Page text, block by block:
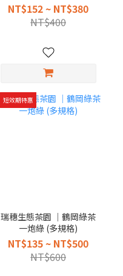
NT$152 ~ NT$380
NT$400
短效期特惠
瑞穗生態茶園 │鶴岡綠茶
一炮綠 (多規格)
NT$135 ~ NT$500
NT$600